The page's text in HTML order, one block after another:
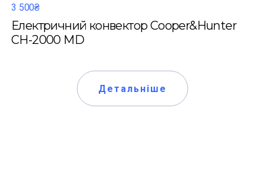
3 500₴
Електричний конвектор Cooper&Hunter
CH-2000 MD
Детальніше